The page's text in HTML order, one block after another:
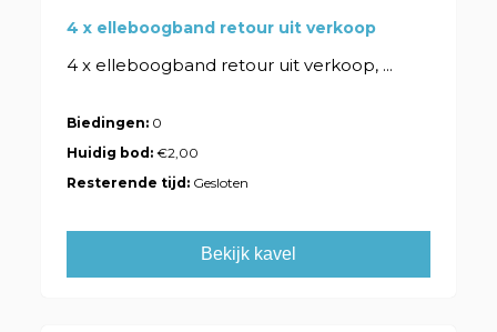
4 x elleboogband retour uit verkoop
4 x elleboogband retour uit verkoop, ...
Biedingen: 0
Huidig bod:€2,00
Resterende tijd: Gesloten
Bekijk kavel